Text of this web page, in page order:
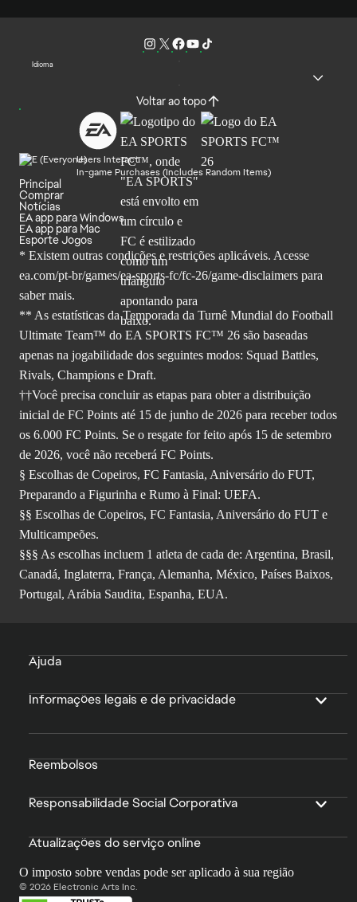
Idioma
Voltar ao topo
Users Interact
In-game Purchases (Includes Random Items)
Principal
Comprar
Notícias
EA app para Windows
EA app para Mac
Esporte Jogos
* Existem outras condições e restrições aplicáveis. Acesse
ea.com/pt-br/games/ea-sports-fc/fc-26/game-disclaimers para
saber mais.
** As estatísticas da Temporada da Turnê Mundial do Football
Ultimate Team™ do EA SPORTS FC™ 26 são baseadas
apenas na jogabilidade dos seguintes modos: Squad Battles,
Rivals, Champions e Draft.
††Você precisa concluir as etapas para obter a distribuição
inicial de FC Points até 15 de junho de 2026 para receber todos
os 6.000 FC Points. Se o resgate for feito após 15 de setembro
de 2026, você não receberá FC Points.
§ Escolhas de Copeiros, FC Fantasia, Aniversário do FUT,
Preparando a Figurinha e Rumo à Final: UEFA.
§§ Escolhas de Copeiros, FC Fantasia, Aniversário do FUT e
Multicampeões.
§§§ As escolhas incluem 1 atleta de cada de: Argentina, Brasil,
Canadá, Inglaterra, França, Alemanha, México, Países Baixos,
Portugal, Arábia Saudita, Espanha, EUA.
Ajuda
Informações legais e de privacidade
Reembolsos
Responsabilidade Social Corporativa
Atualizações do serviço online
O imposto sobre vendas pode ser aplicado à sua região
© 2026 Electronic Arts Inc.